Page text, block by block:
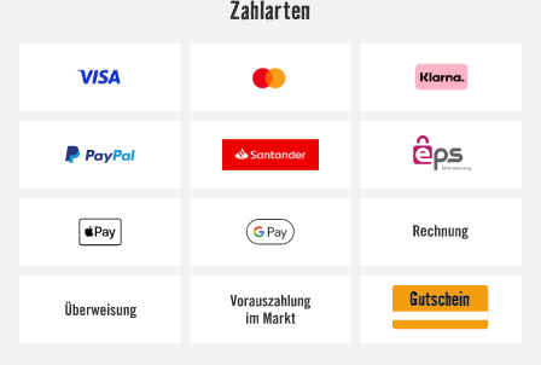
Zahlarten